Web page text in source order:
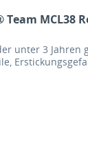
Team MCL38
unter 3 Jahren